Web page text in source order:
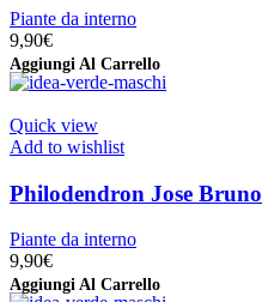
Piante da interno
9,90€
Aggiungi Al Carrello
Quick view
Add to wishlist
Philodendron Jose
Piante da interno
9,90€
Aggiungi Al Carrello